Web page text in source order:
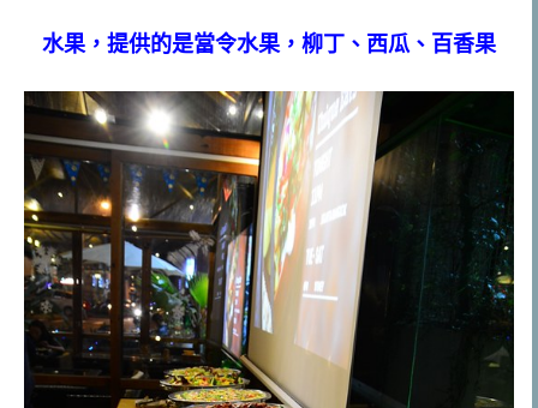
水果，提供的是當令水果，柳丁、西瓜、百香果